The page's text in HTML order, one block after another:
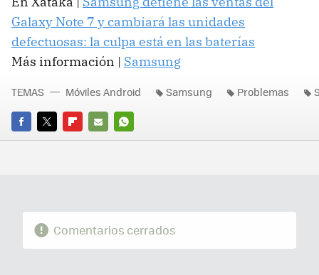
Galaxy Note 7 y cambiará las unidades
defectuosas: la culpa está en las baterías
Más información | Samsung
FACEBOOK
TWITTERFLIPBOARD
E-
WHATSAPP
TEMAS Móviles Android Samsung Problemas
Comentarios cerrados